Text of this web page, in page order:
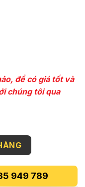
để có giá tốt và
chúng tôi qua
American Huy
949 789